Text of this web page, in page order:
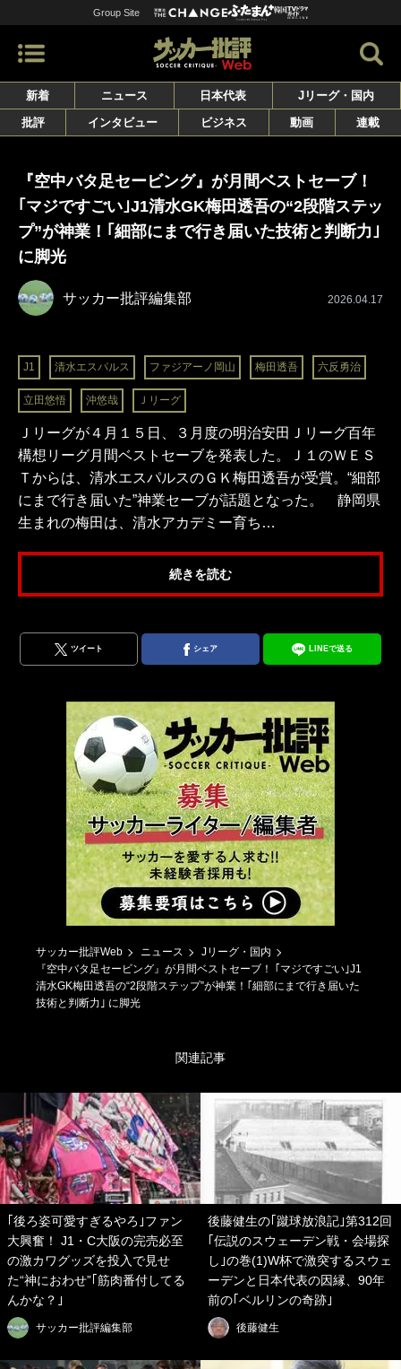
Group Site
新着 ニュース 日本代表
Jリーグ・国内
批評
インタビュー ビジネス 動画 連載
『空中バタ足セービング』が月間ベストセーブ！
｢マジですごい｣J1清水GK梅田透吾の“2段階ステッ
プ”が神業！｢細部にまで行き届いた技術と判断力｣
に脚光
サッカー批評編集部 2026.04.17
J1 清水エスパルス ファジアーノ岡山 梅田透吾 六反勇治
立田悠悟 沖悠哉 Ｊリーグ
Ｊリーグが４月１５日、３月度の明治安田Ｊリーグ百年
構想リーグ月間ベストセーブを発表した。Ｊ１のＷＥＳ
Ｔからは、清水エスパルスのＧＫ梅田透吾が受賞。“細部
にまで行き届いた”神業セーブが話題となった。 静岡県
生まれの梅田は、清水アカデミー育ち…
続きを読む
ツイート シェア LINEで送る
サッカー批評Web ニュース
Jリーグ・国内
『空中バタ足セービング』が月間ベストセーブ！ ｢マジですごい｣J1
清水GK梅田透吾の“2段階ステップ”が神業！｢細部にまで行き届いた
技術と判断力｣ に脚光
関連記事
｢後ろ姿可愛すぎるやろ｣ファン
大興奮！ J1・C大阪の完売必至
の激カワグッズを投入で見せ
た“神におわせ”｢筋肉番付してる
んかな？｣
サッカー批評編集部
後藤健生の｢蹴球放浪記｣第312回
｢伝説のスウェーデン戦・会場探
し｣の巻(1)W杯で激突するスウェ
ーデンと日本代表の因縁、90年
前の｢ベルリンの奇跡｣
後藤健生